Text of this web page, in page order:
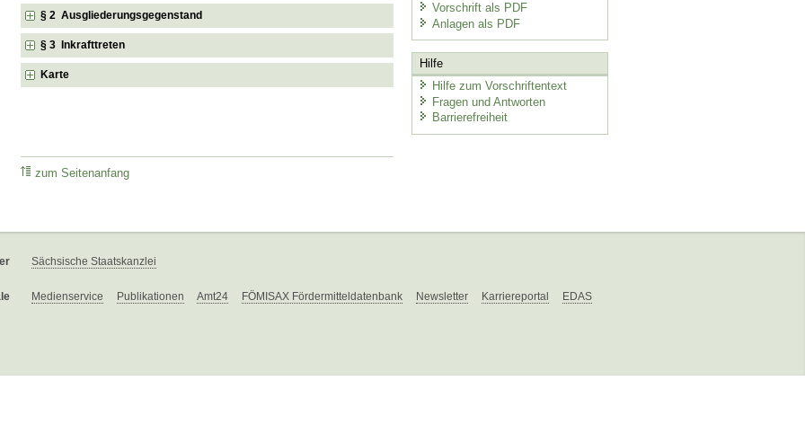
§ 2 Ausgliederungsgegenstand
§ 3 Inkrafttreten
Karte
zum Seitenanfang
Vorschrift als PDF
Anlagen als PDF
Hilfe
Hilfe zum Vorschriftentext
Fragen und Antworten
Barrierefreiheit
Sächsische Staatskanzlei
Medienservice Publikationen Amt24 FÖMISAX Fördermitteldatenbank Newsletter Karriereportal EDAS